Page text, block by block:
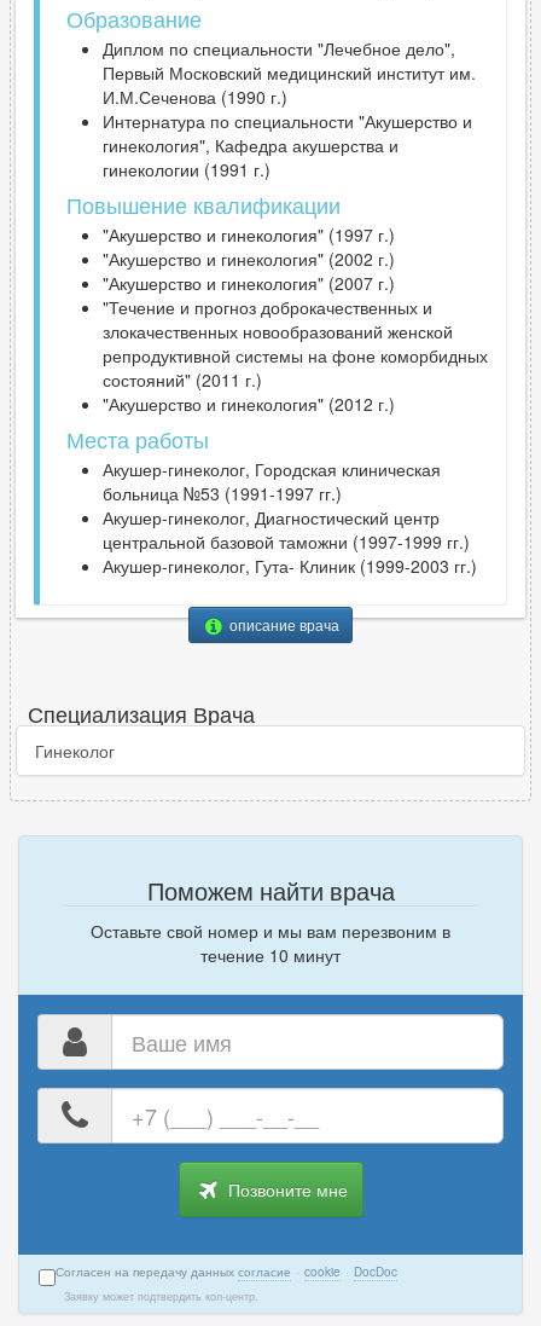
Образование
Диплом по специальности "Лечебное дело",
Первый Московский медицинский институт им.
И.М.Сеченова (1990 г.)
Интернатура по специальности "Акушерство и
гинекология", Кафедра акушерства и
гинекологии (1991 г.)
Повышение квалификации
"Акушерство и гинекология" (1997 г.)
"Акушерство и гинекология" (2002 г.)
"Акушерство и гинекология" (2007 г.)
"Течение и прогноз доброкачественных и
злокачественных новообразований женской
репродуктивной системы на фоне коморбидных
состояний" (2011 г.)
"Акушерство и гинекология" (2012 г.)
Места работы
Акушер-гинеколог, Городская клиническая
больница №53 (1991-1997 гг.)
Акушер-гинеколог, Диагностический центр
центральной базовой таможни (1997-1999 гг.)
Акушер-гинеколог, Гута- Клиник (1999-2003 гг.)
описание врача
Специализация Врача
Гинеколог
Поможем найти врача
Оставьте свой номер и мы вам перезвоним в
течение 10 минут
номер
телефона
Позвоните мне
Согласен на передачу данных согласие · cookie · DocDoc
Заявку может подтвердить кол-центр.